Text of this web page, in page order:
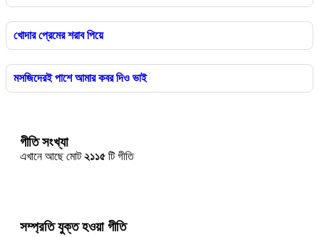
খোদার প্রেমের শরাব পিয়ে
মসজিদেরই পাশে আমার কবর দিও ভাই
গীতি সংখ্যা
এখানে আছে মোট২১১৫ টি গীতি
সম্প্রতি যুক্ত হওয়া গীতি